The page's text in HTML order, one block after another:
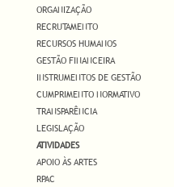
ORGANIZAÇÃO
RECRUTAMENTO
RECURSOS HUMANOS
GESTÃO FINANCEIRA
INSTRUMENTOS DE GESTÃO
CUMPRIMENTO NORMATIVO
TRANSPARÊNCIA
LEGISLAÇÃO
ATIVIDADES
APOIO ÀS ARTES
RPAC